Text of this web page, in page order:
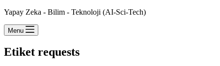
Yapay Zeka - Bilim - Teknoloji (AI-Sci-Tech)
Menu
Etiket requests